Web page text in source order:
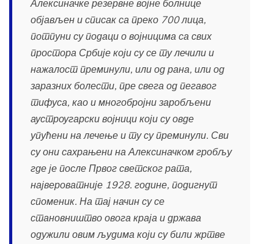
Алексиначке резервне војне болнице
објављен и списак са преко 700 лица,
потпуни су подаци о војницима са свих
простора Србије који су се ту лечили и
нажалост преминули, или од рана, или од
заразних болести, пре свега од пегавог
тифуса, као и многобројни заробљени
аустроугарски војници који су овде
упућени на лечење и ту су преминули. Сви
су они сахрањени на Алексиначком гробљу
где је после Првог светског рата,
највероватније 1928. године, подигнут
споменик. На тај начин су се
становништво овога краја и држава
одужили овим људима који су били жртве